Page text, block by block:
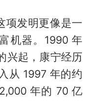
项发明更像是一
机器。1990 年
兴起，康宁经历
从 1997 年的约
年的 70 亿